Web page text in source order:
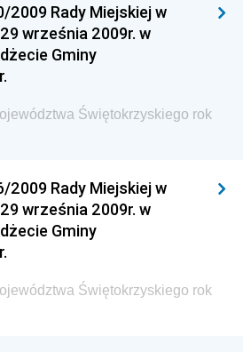
Spraw Zagranicznych
Centralnego Biura
Urzędu Patentowego
Generalnej Dyrekcji Dróg
Środowiska
Edukacji
2009 Rady Miejskiej w
września 2009r. w
Gminy
Świętokrzyskiego rok
2009 Rady Miejskiej w
września 2009r. w
Gminy
Świętokrzyskiego rok